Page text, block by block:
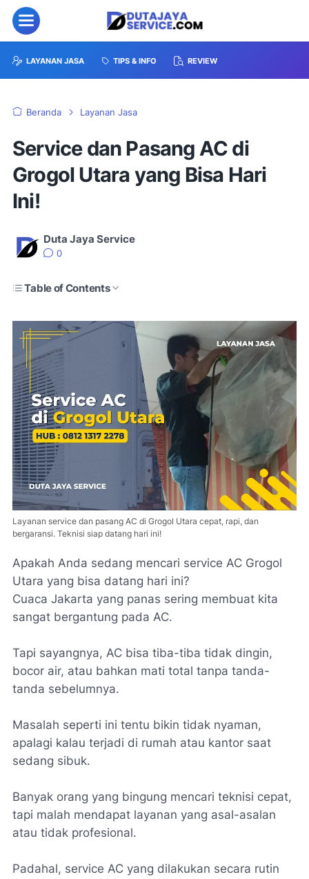
LAYANAN JASA TIPS & INFO REVIEW
Beranda Layanan Jasa
Service dan Pasang AC di
Grogol Utara yang Bisa Hari
Ini!
Duta Jaya Service
0
Table of Contents
Layanan service dan pasang AC di Grogol Utara cepat, rapi, dan
bergaransi. Teknisi siap datang hari ini!
Apakah Anda sedang mencari service AC Grogol
Utara yang bisa datang hari ini?
Cuaca Jakarta yang panas sering membuat kita
sangat bergantung pada AC.
Tapi sayangnya, AC bisa tiba-tiba tidak dingin,
bocor air, atau bahkan mati total tanpa tanda-
tanda sebelumnya.
Masalah seperti ini tentu bikin tidak nyaman,
apalagi kalau terjadi di rumah atau kantor saat
sedang sibuk.
Banyak orang yang bingung mencari teknisi cepat,
tapi malah mendapat layanan yang asal-asalan
atau tidak profesional.
Padahal, service AC yang dilakukan secara rutin